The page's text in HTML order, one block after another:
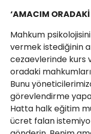
‘AMACIM
Mahkum
vermek istediğinin
cezaevlerinde kurs
oradaki
Bunu
görevlendirme
Hatta halk eğitim
ücret falan